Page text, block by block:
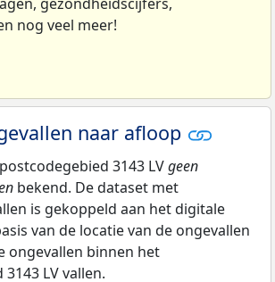
nog veel meer!
naar afloop
3143 LVgeen
bekend. De dataset met
is gekoppeld aan het digitale
van de locatie van de ongevallen
ongevallen binnen het
LV vallen.